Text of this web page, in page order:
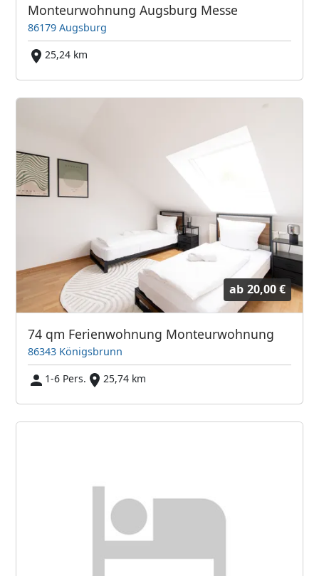
Monteurwohnung Augsburg Messe
86179 Augsburg
25,24 km
ab 20,00 €
74 qm Ferienwohnung Monteurwohnung
86343 Königsbrunn
1-6 Pers.
25,74 km